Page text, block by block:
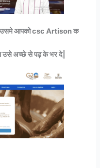
आपको csc Artison क
उसे अच्छे से पढ़ के भर दे|